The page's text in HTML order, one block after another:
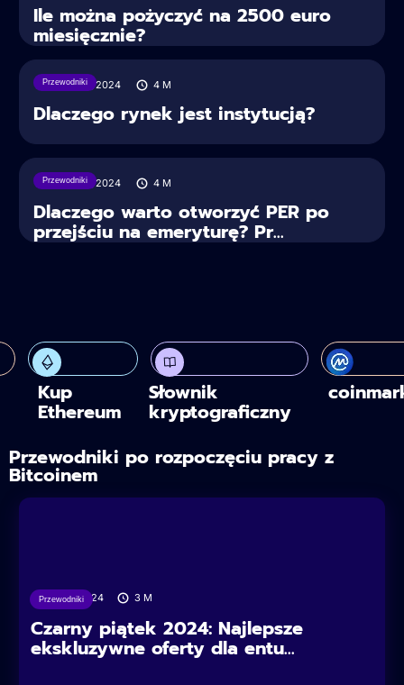
Ile można pożyczyć na 2500 euro
miesięcznie?
Przewodniki
30/03/2024 4 M
Dlaczego rynek jest instytucją?
Przewodniki
30/03/2024 4 M
Dlaczego warto otworzyć PER po
przejściu na emeryturę? Pr...
Kup
Ethereum
Słownik
kryptograficzny
Przewodniki po rozpoczęciu pracy z
Bitcoinem
Przewodniki
29/11/2024 3 M
Czarny piątek 2024: Najlepsze
ekskluzywne oferty dla entu...